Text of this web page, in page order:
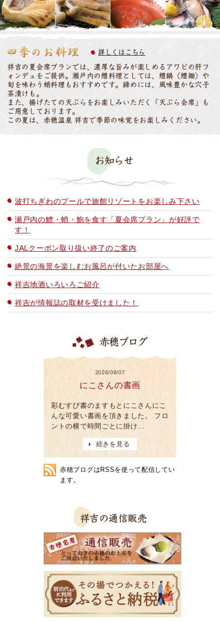
詳しくはこちら
祥吉の夏会席プランでは、濃厚な旨みが楽しめるアワビの肝フ
ォンデュをご提供。瀬戸内の鱧料理としては、鱧鍋（鱧鋤）や
旬を味わう蛸料理もおすすめです。締めには、風味豊かな穴子
茶漬けも。
また、揚げたての天ぷらをお楽しみいただく「天ぷら会席」も
ご用意しております。
この夏は、赤穂温泉 祥吉で季節の味覚をお楽しみください。
お知らせ
波打ちぎわのプールで旅館リゾートをお楽しみ下さい
瀬戸内の鱧・蛸・鮑を食す「夏会席プラン」が好評で
す！
JALクーポン取り扱い終了のご案内
絶景の海景を楽しむお風呂が付いたお部屋へ
祥吉地酒いろいろご紹介
祥吉が情報誌の取材を受けました！
赤穂ブログ
2026/08/07
にこさんの書画
彩むすび書のますもとにこさんにこ
んな可愛い書画を頂きました。 フロ
ントの横で時間ごとに掛け...
続きを見る
赤穂ブログはRSSを使って配信してい
ます。
祥吉の通信販売